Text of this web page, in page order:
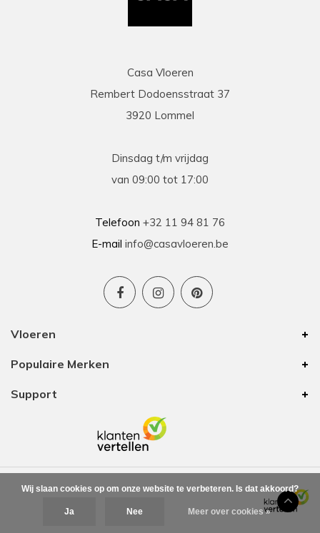
Casa Vloeren
Rembert Dodoensstraat 37
3920 Lommel
Dinsdag t/m vrijdag
van 09:00 tot 17:00
Telefoon +32 11 94 81 76
E-mail info@casavloeren.be
Vloeren
Populaire Merken
Support
Wij slaan cookies op om onze website te verbeteren. Is dat akkoord?
Ja Nee Meer over cookies »